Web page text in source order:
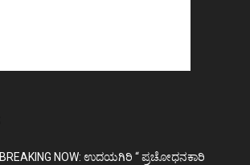
BREAKING NOW: ಉದಯಗಿರಿ “ ಪ್ರಚೋಧನಕಾರಿ